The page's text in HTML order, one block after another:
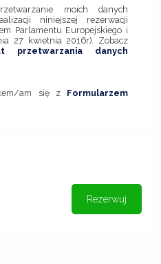
moich danych
niniejszej rezerwacji
Parlamentu Europejskiego i
27 kwietnia 2016r). Zobacz
przetwarzania danych
am się z Formularzem
Rezerwuj